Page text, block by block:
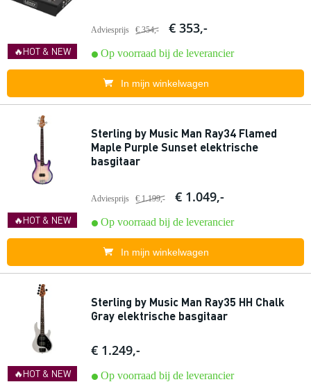
🔥HOT & NEW
Adviesprijs € 354,- € 353,-
Op voorraad bij de leverancier
In mijn winkelwagen
🔥HOT & NEW
Sterling by Music Man Ray34 Flamed
Maple Purple Sunset elektrische
basgitaar
Adviesprijs € 1.199,- € 1.049,-
Op voorraad bij de leverancier
In mijn winkelwagen
🔥HOT & NEW
Sterling by Music Man Ray35 HH Chalk
Gray elektrische basgitaar
€ 1.249,-
Op voorraad bij de leverancier